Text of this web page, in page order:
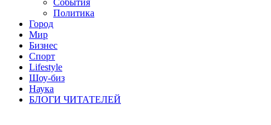
События
Политика
Город
Мир
Бизнес
Спорт
Lifestyle
Шоу-биз
Наука
БЛОГИ ЧИТАТЕЛЕЙ